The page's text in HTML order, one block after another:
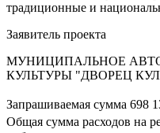
традиционные и
Заявитель проекта
МУНИЦИПАЛЬНОЕ
КУЛЬТУРЫ "ДВОРЕЦ
Запрашиваемая сумма 698
Общая сумма расходов на